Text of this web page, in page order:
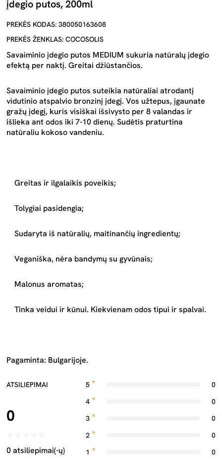
įdegio putos, 200ml
PREKĖS KODAS: 380050163608
PREKĖS ŽENKLAS: COCOSOLIS
Savaiminio įdegio putos MEDIUM sukuria natūralų įdegio
efektą per naktį. Greitai džiūstančios.
Savaiminio įdegio putos suteikia natūraliai atrodantį
vidutinio atspalvio bronzinį įdegį. Vos užtepus, įgaunate
gražų įdegį, kuris visiškai išsivysto per 8 valandas ir
išlieka ant odos iki 7-10 dienų. Sudėtis praturtina
natūraliu kokoso vandeniu.
Greitas ir ilgalaikis poveikis;
Tolygiai pasidengia;
Sudaryta iš natūralių, maitinančių ingredientų;
Veganiška, nėra bandymų su gyvūnais;
Malonus aromatas;
Tinka veidui ir kūnui. Kiekvienam odos tipui ir spalvai.
Pagaminta: Bulgarijoje.
ATSILIEPIMAI
0
0 atsiliepimai(-ų)
5
0
4
0
3
0
2
0
1
0